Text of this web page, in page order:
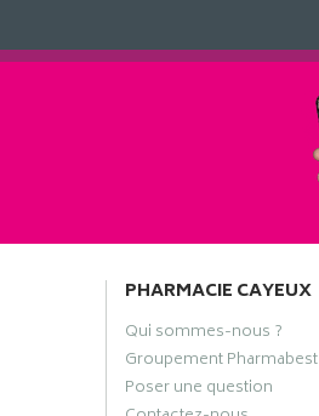
PHARMACIE CAYEUX
Qui sommes-nous ?
Groupement Pharmabest
Poser une question